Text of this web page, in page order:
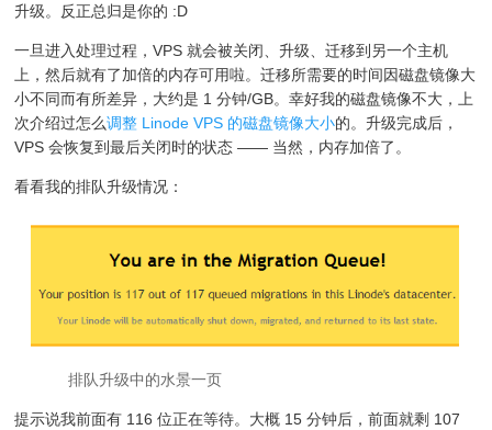
升级。反正总归是你的 :D
一旦进入处理过程，VPS 就会被关闭、升级、迁移到另一个主机
上，然后就有了加倍的内存可用啦。迁移所需要的时间因磁盘镜像大
小不同而有所差异，大约是 1 分钟/GB。幸好我的磁盘镜像不大，上
次介绍过怎么调整 Linode VPS 的磁盘镜像大小的。升级完成后，
VPS 会恢复到最后关闭时的状态 —— 当然，内存加倍了。
看看我的排队升级情况：
排队升级中的水景一页
提示说我前面有 116 位正在等待。大概 15 分钟后，前面就剩 107